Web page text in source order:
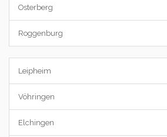
Osterberg
Roggenburg
Leipheim
Vöhringen
Elchingen